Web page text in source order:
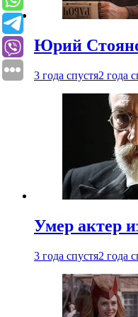
Юрий
3 года спустя2 года
Умер актер
3 года спустя2 года